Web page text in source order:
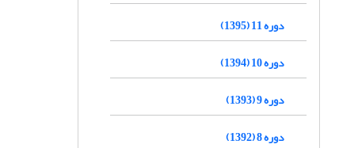
دوره 11 (1395)
دوره 10 (1394)
دوره 9 (1393)
دوره 8 (1392)